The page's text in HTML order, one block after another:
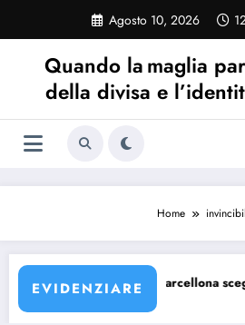
contenuto
Agosto 10, 2026
Quando la maglia
della divisa e
Home
EVIDENZIARE
Quale maglia Barcellona